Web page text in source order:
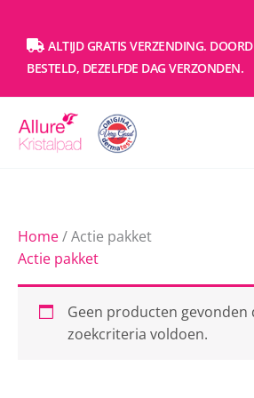
inhoud
ALTIJD GRATIS VERZENDING.
BESTELD, DEZELFDE DAG VERZONDEN.
Home/ Actie pakket
Actie pakket
Geen producten gevonden
zoekcriteria voldoen.